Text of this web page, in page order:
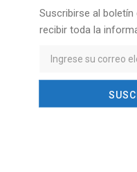
Suscribirse al boletín
recibir toda la